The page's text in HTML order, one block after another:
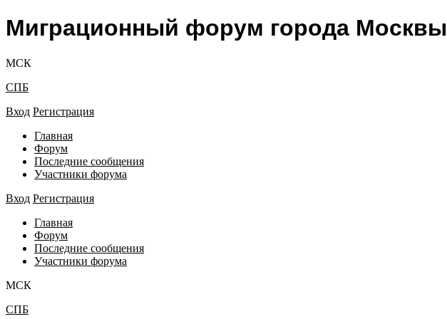
Миграционный форум города Москвы
МСК
СПБ
Вход Регистрация
Главная
Форум
Последние сообщения
Участники форума
Вход Регистрация
Главная
Форум
Последние сообщения
Участники форума
МСК
СПБ